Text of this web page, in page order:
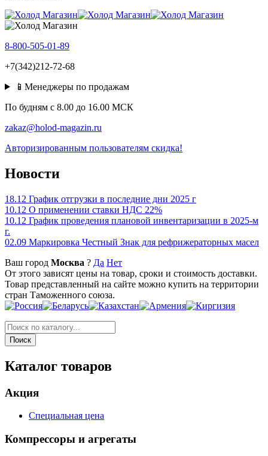
8-800-505-01-89
+7(342)212-72-68
📱Менеджеры по продажам
По будням c 8.00 до 16.00 МСК
zakaz@holod-magazin.ru
Авторизированным пользователям скидка!
Новости
18.12 График отгрузки в последние дни 2025 г
10.12 О применении ставки НДС 22%
10.12 График проведения плановой инвентаризации в 2025-м
г.
02.09 Маркировка Честный Знак для рефрижераторных масел
Ваш город Москва ? Да Нет
От этого зависят цены на товар, сроки и стоимость доставки.
Товар представленный на сайте можно купить на территории
стран Таможенного союза.
Каталог товаров
Акция
Специальная цена
Компрессоры и агрегаты